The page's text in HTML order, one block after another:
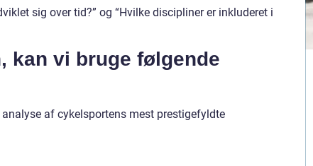
sig over tid?” og “Hvilke discipliner er inkluderet i
kan vi bruge følgende
af cykelsportens mest prestigefyldte